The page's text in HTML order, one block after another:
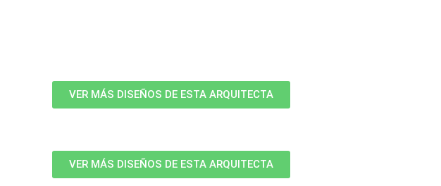
VER MÁS DISEÑOS DE ESTA ARQUITECTA
VER MÁS DISEÑOS DE ESTA ARQUITECTA